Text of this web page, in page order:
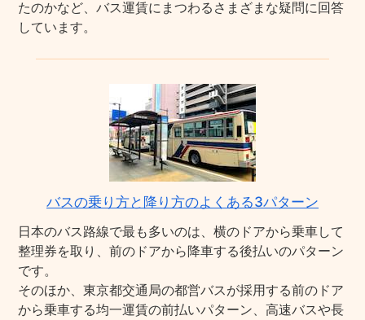
たのかなど、バス運賃にまつわるさまざまな疑問に回答
しています。
バスの乗り方と降り方のよくある3パターン
日本のバス路線で最も多いのは、横のドアから乗車して
整理券を取り、前のドアから降車する後払いのパターン
です。
そのほか、東京都交通局の都営バスが採用する前のドア
から乗車する均一運賃の前払いパターン、高速バスや長